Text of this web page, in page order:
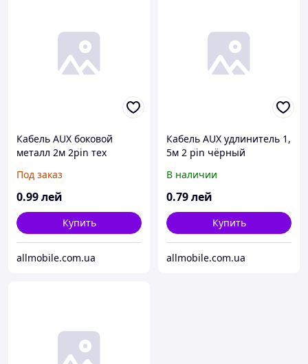
Кабель AUX боковой
металл 2м 2pin тех
Под заказ
0.99лей
Купить
allmobile.com.ua
Кабель AUX удлинитель 1,
5м 2 pin чёрный
В наличии
0.79лей
Купить
allmobile.com.ua